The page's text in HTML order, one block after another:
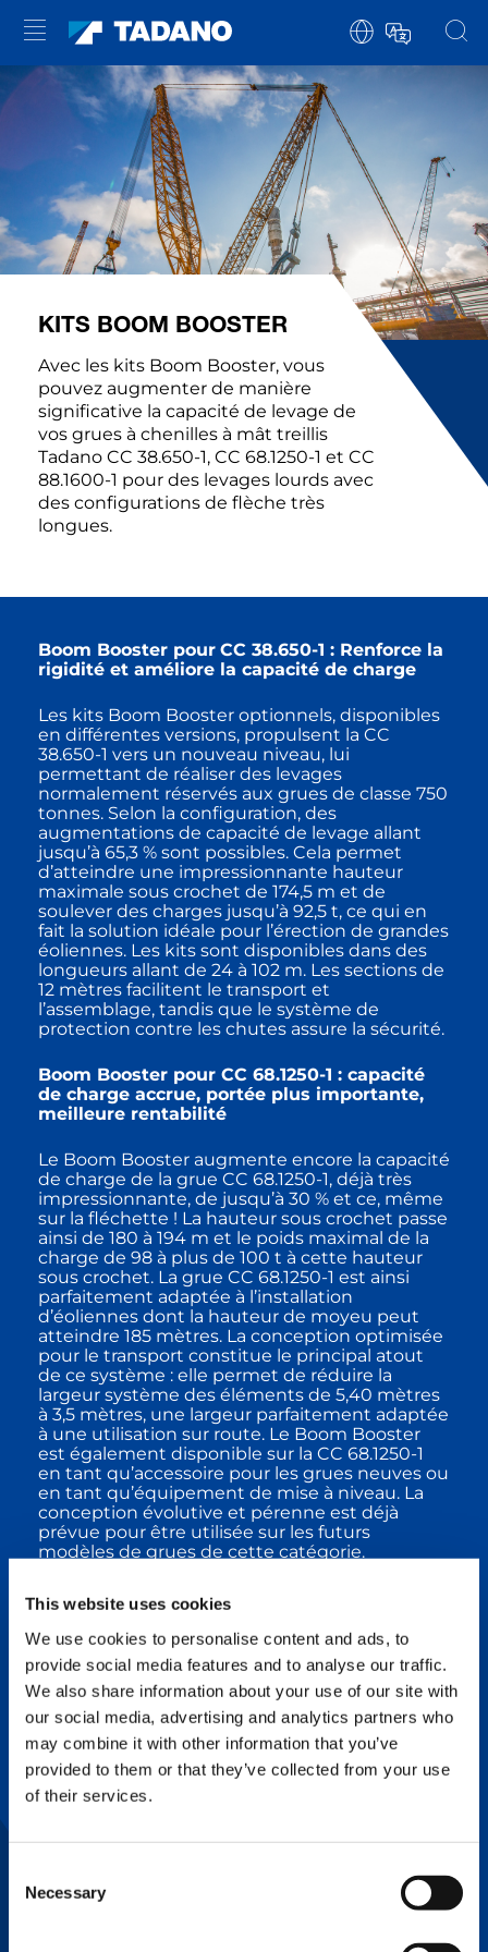
This website uses cookies
We use cookies to personalise content and ads, to
provide social media features and to analyse our traffic.
We also share information about your use of our site with
our social media, advertising and analytics partners who
may combine it with other information that you’ve
provided to them or that they’ve collected from your use
of their services.
Selection
Necessary
KITS BOOM BOOSTER
Avec les kits Boom Booster, vous
pouvez augmenter de manière
significative la capacité de levage de
vos grues à chenilles à mât treillis
Tadano CC 38.650-1, CC 68.1250-1 et CC
88.1600-1 pour des levages lourds avec
des configurations de flèche très
longues.
Boom Booster pour CC 38.650-1 : Renforce la
rigidité et améliore la capacité de charge
Les kits Boom Booster optionnels, disponibles
en différentes versions, propulsent la CC
38.650-1 vers un nouveau niveau, lui
permettant de réaliser des levages
normalement réservés aux grues de classe 750
tonnes. Selon la configuration, des
augmentations de capacité de levage allant
jusqu’à 65,3 % sont possibles. Cela permet
d’atteindre une impressionnante hauteur
maximale sous crochet de 174,5 m et de
soulever des charges jusqu’à 92,5 t, ce qui en
fait la solution idéale pour l’érection de grandes
éoliennes. Les kits sont disponibles dans des
longueurs allant de 24 à 102 m. Les sections de
12 mètres facilitent le transport et
l’assemblage, tandis que le système de
protection contre les chutes assure la sécurité.
Boom Booster pour CC 68.1250-1 : capacité
de charge accrue, portée plus importante,
meilleure rentabilité
Le Boom Booster augmente encore la capacité
de charge de la grue CC 68.1250-1, déjà très
impressionnante, de jusqu’à 30 % et ce, même
sur la fléchette ! La hauteur sous crochet passe
ainsi de 180 à 194 m et le poids maximal de la
charge de 98 à plus de 100 t à cette hauteur
sous crochet. La grue CC 68.1250-1 est ainsi
parfaitement adaptée à l’installation
d’éoliennes dont la hauteur de moyeu peut
atteindre 185 mètres. La conception optimisée
pour le transport constitue le principal atout
de ce système : elle permet de réduire la
largeur système des éléments de 5,40 mètres
à 3,5 mètres, une largeur parfaitement adaptée
à une utilisation sur route. Le Boom Booster
est également disponible sur la CC 68.1250-1
en tant qu’accessoire pour les grues neuves ou
en tant qu’équipement de mise à niveau. La
conception évolutive et pérenne est déjà
prévue pour être utilisée sur les futurs
modèles de grues de cette catégorie.
FICHE TECHNIQUE – BOOM BOOSTER
CC 68.1250-1
Boom Booster pour CC 88.1600-1 : Idéal pour
les projets nécessitant une configuration de
flèche longue et un angle d’inclinaison
prononcé
88.1600-1 booste les performances de
est rallongée et fortement inclinée. Non
content de booster les capacités de charge de